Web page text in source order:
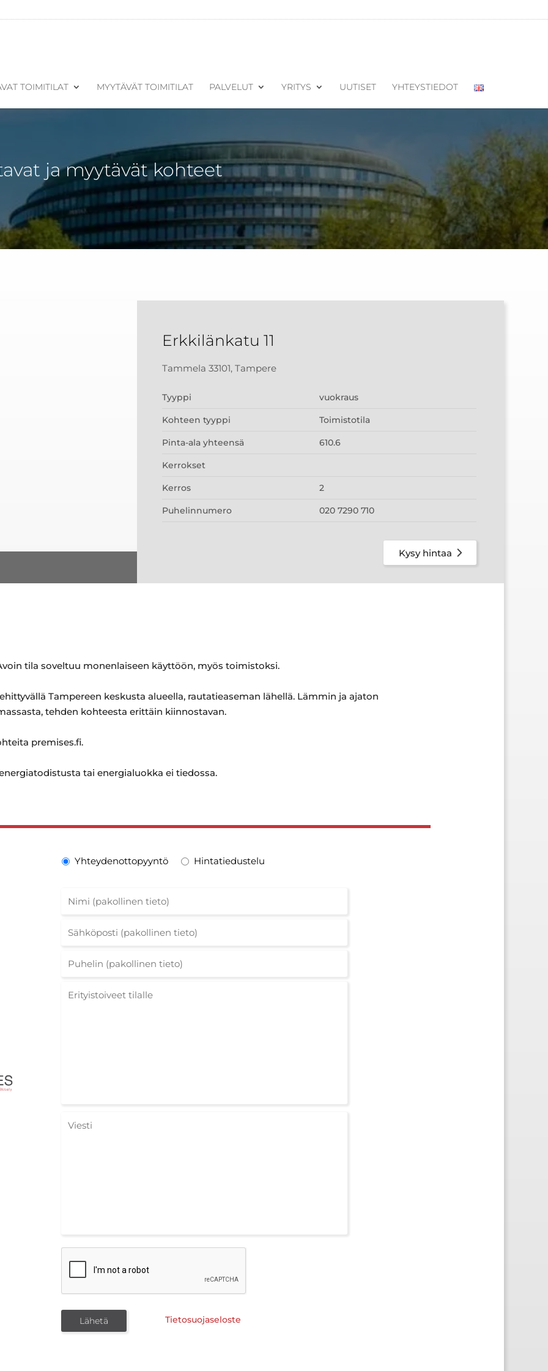
TOIMITILAT MYYTÄVÄT TOIMITILAT PALVELUT YRITYS UUTISET YHTEYSTIEDOT
ja myytävät kohteet
Erkkilänkatu 11
Tammela 33101, Tampere
Tyyppi vuokraus
Kohteen tyyppi Toimistotila
Pinta-ala yhteensä 610.6
Kerrokset
Kerros 2
Puhelinnumero 020 7290 710
Kysy hintaa
tila soveltuu monenlaiseen käyttöön, myös toimistoksi.
Tampereen keskusta alueella, rautatieaseman lähellä. Lämmin ja ajaton
tehden kohteesta erittäin kiinnostavan.
premises.fi.
tai energialuokka ei tiedossa.
Yhteydenottopyyntö Hintatiedustelu
Tietosuojaseloste